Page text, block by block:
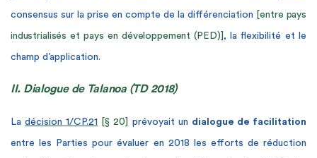
consensus sur la prise en compte de la différenciation [entre pays
industrialisés et pays en développement (PED)] , la flexibilité et le
champ d’application.
II. Dialogue de Talanoa (TD 2018)
Ladécision 1/CP.21 [§ 20] prévoyait un dialogue de facilitation
entre les Parties pour évaluer en 2018 les efforts de réduction